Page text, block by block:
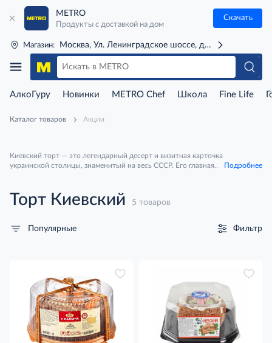
METRO
Продукты с доставкой на дом
Скачать
Магазин: Москва, Ул. Ленинградское шоссе, д. 71Г (м. Речной
АлкоГуру Новинки METRO Chef Школа Fine Life
Каталог товаров Акции
Киевский торт — это легендарный десерт и визитная карточка
украинской столицы, знаменитый на весь СССР. Его главная
Подробнее
Торт Киевский 5 товаров
Популярные Фильтр